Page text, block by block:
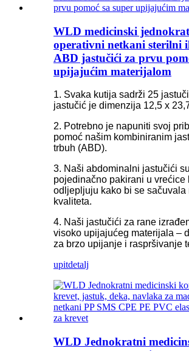
WLD medicinski
operativni netkani sterilni
ABD jastučići za prvu
upijajućim materijalom
1. Svaka kutija sadrži 25
jastučić je dimenzija 12,5 x
2. Potrebno je napuniti svoj
pomoć našim kombiniranim
trbuh (ABD).
3. Naši abdominalni jastučići
pojedinačno pakirani u vrećice
odljepljuju kako bi se sačuvala
kvaliteta.
4. Naši jastučići za rane
visoko upijajućeg materijala –
za brzo upijanje i raspršivanje
upitdetalj
WLD Jednokratni